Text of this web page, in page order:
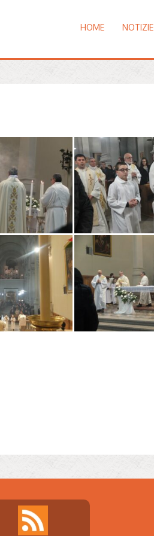
HOME NOTIZIE